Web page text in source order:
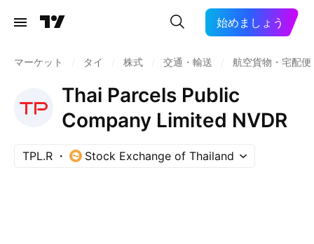
始めましょう
マーケット タイ 株式 交通・輸送 航空貨物・宅配便
Thai Parcels Public
Company Limited NVDR
TPL.R Stock Exchange of Thailand